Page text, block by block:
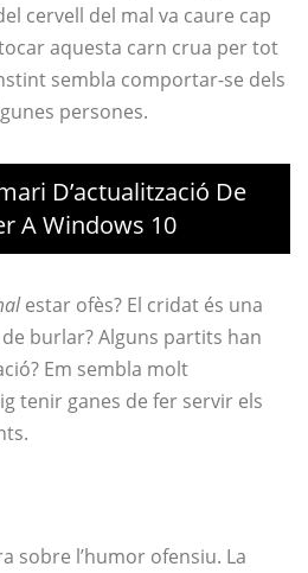
cervell del mal va caure cap
aquesta carn crua per tot
sembla comportar-se dels
persones.
D’actualització De
A Windows 10
estar ofès? El cridat és una
burlar? Alguns partits han
Em sembla molt
tenir ganes de fer servir els
sobre l’humor ofensiu. La